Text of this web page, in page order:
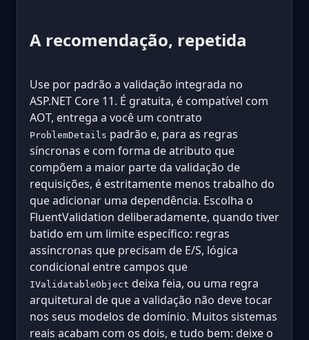
A recomendação, repetida
Use por padrão a validação integrada no
ASP.NET Core 11. É gratuita, é compatível com
AOT, entrega a você um contrato
ProblemDetails padrão e, para as regras
síncronas e com forma de atributo que
compõem a maior parte da validação de
requisições, é estritamente menos trabalho do
que adicionar uma dependência. Escolha o
FluentValidation deliberadamente, quando tiver
batido em um limite específico: regras
assíncronas que precisam de E/S, lógica
condicional entre campos que
IValidatableObject deixa feia, ou uma regra
arquitetural de que a validação não deve tocar
nos seus modelos de domínio. Muitos sistemas
reais acabam com os dois, e tudo bem: deixe o